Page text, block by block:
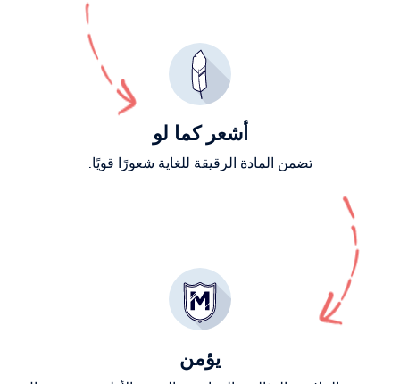
أشعر كما لو
تضمن المادة الرقيقة للغاية شعورًا قويًا.
يؤمن